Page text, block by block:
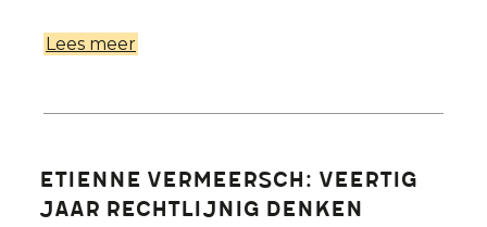
Lees meer
Etienne Vermeersch: veertig
jaar rechtlijnig denken